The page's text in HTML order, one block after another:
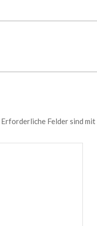
Erforderliche Felder sind mit